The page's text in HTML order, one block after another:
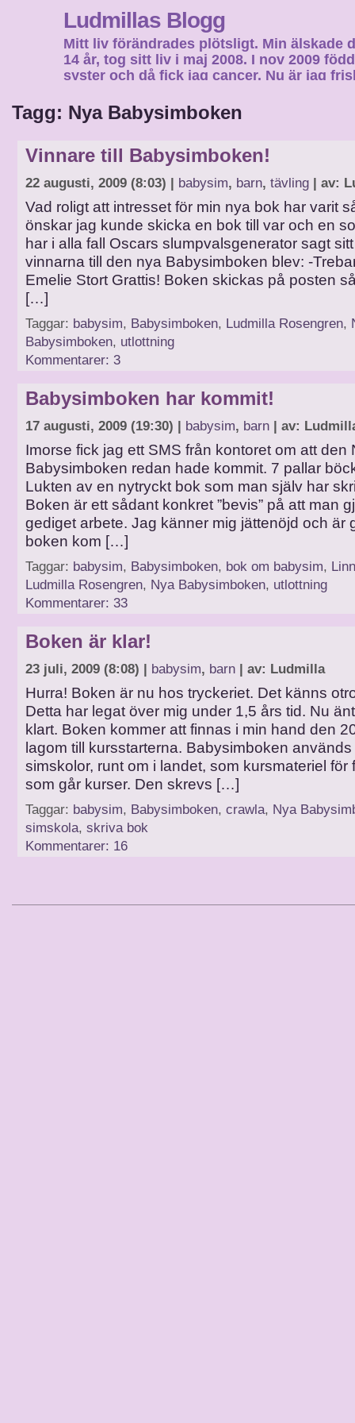
Ludmillas Blogg
Mitt liv förändrades plötsligt. Min älskade
14 år, tog sitt liv i maj 2008. I nov 2009
syster och då fick jag cancer. Nu är jag
Tagg: Nya Babysimboken
Vinnare till Babysimboken!
22 augusti, 2009 (8:03) | babysim, barn, tävling | av:
Vad roligt att intresset för min nya bok har varit
önskar jag kunde skicka en bok till var och en
har i alla fall Oscars slumpvalsgenerator sagt
vinnarna till den nya Babysimboken blev: -
Emelie Stort Grattis! Boken skickas på posten
[…]
Taggar: babysim, Babysimboken, Ludmilla Rosengren,
Babysimboken, utlottning
Kommentarer: 3
Babysimboken har kommit!
17 augusti, 2009 (19:30) | babysim, barn | av:
Imorse fick jag ett SMS från kontoret om att den
Babysimboken redan hade kommit. 7 pallar
Lukten av en nytryckt bok som man själv har
Boken är ett sådant konkret ”bevis” på att man
gediget arbete. Jag känner mig jättenöjd och är
boken kom […]
Taggar: babysim, Babysimboken, bok om babysim,
Ludmilla Rosengren, Nya Babysimboken, utlottning
Kommentarer: 33
Boken är klar!
23 juli, 2009 (8:08) | babysim, barn | av: Ludmilla
Hurra! Boken är nu hos tryckeriet. Det känns
Detta har legat över mig under 1,5 års tid. Nu
klart. Boken kommer att finnas i min hand den
lagom till kursstarterna. Babysimboken
simskolor, runt om i landet, som kursmateriel för
som går kurser. Den skrevs […]
Taggar: babysim, Babysimboken, crawla, Nya
simskola, skriva bok
Kommentarer: 16